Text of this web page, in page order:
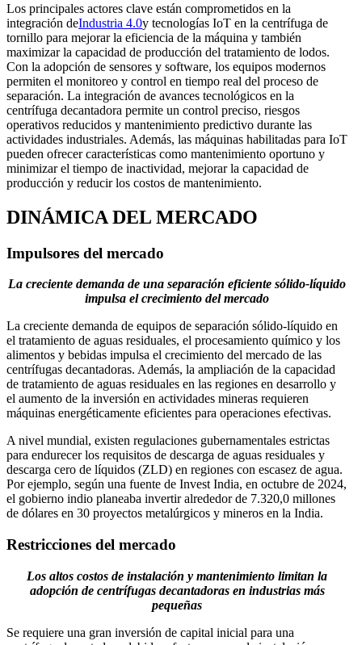
Los principales actores clave están comprometidos en la
integración deIndustria 4.0y tecnologías IoT en la centrífuga de
tornillo para mejorar la eficiencia de la máquina y también
maximizar la capacidad de producción del tratamiento de lodos.
Con la adopción de sensores y software, los equipos modernos
permiten el monitoreo y control en tiempo real del proceso de
separación. La integración de avances tecnológicos en la
centrífuga decantadora permite un control preciso, riesgos
operativos reducidos y mantenimiento predictivo durante las
actividades industriales. Además, las máquinas habilitadas para IoT
pueden ofrecer características como mantenimiento oportuno y
minimizar el tiempo de inactividad, mejorar la capacidad de
producción y reducir los costos de mantenimiento.
DINÁMICA DEL MERCADO
Impulsores del mercado
La creciente demanda de una separación eficiente sólido-líquido
impulsa el crecimiento del mercado
La creciente demanda de equipos de separación sólido-líquido en
el tratamiento de aguas residuales, el procesamiento químico y los
alimentos y bebidas impulsa el crecimiento del mercado de las
centrífugas decantadoras. Además, la ampliación de la capacidad
de tratamiento de aguas residuales en las regiones en desarrollo y
el aumento de la inversión en actividades mineras requieren
máquinas energéticamente eficientes para operaciones efectivas.
A nivel mundial, existen regulaciones gubernamentales estrictas
para endurecer los requisitos de descarga de aguas residuales y
descarga cero de líquidos (ZLD) en regiones con escasez de agua.
Por ejemplo, según una fuente de Invest India, en octubre de 2024,
el gobierno indio planeaba invertir alrededor de 7.320,0 millones
de dólares en 30 proyectos metalúrgicos y mineros en la India.
Restricciones del mercado
Los altos costos de instalación y mantenimiento limitan la
adopción de centrífugas decantadoras en industrias más
pequeñas
Se requiere una gran inversión de capital inicial para una